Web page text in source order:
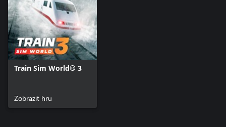
Train Sim World® 3
Zobrazit hru